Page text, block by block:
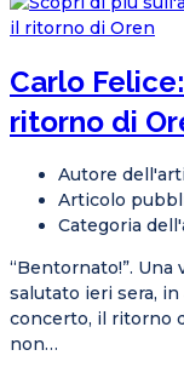
Carlo
ritorno di
Autore
Articolo
Categoria
“Bentornato!”. Una
salutato ieri sera,
concerto, il ritorno
non…